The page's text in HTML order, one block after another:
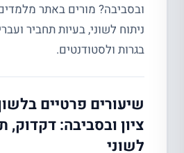
ובסביבה? מורים באתר
ניתוח לשוני, בעיות תחביר
בגרות ולסטודנטים.
שיעורים פרטיים
ציון ובסביבה: דקדוק,
לשוני